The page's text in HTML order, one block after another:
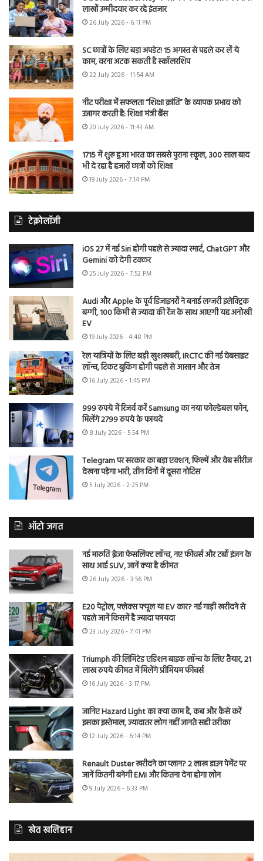
लाखों उम्मीदवार कर रहे इंतजार
26 July 2026 - 6:11 PM
SC छात्रों के लिए बड़ा अपडेट! 15 अगस्त से पहले कर लें ये
काम, वरना अटक सकती है स्कॉलरशिप
22 July 2026 - 11:54 AM
नीट परीक्षा में सफलता “शिक्षा क्रांति” के व्यापक प्रभाव को
उजागर करती है: शिक्षा मंत्री बैंस
20 July 2026 - 11:43 AM
1715 में शुरू हुआ भारत का सबसे पुराना स्कूल, 300 साल बाद
भी दे रहा है हजारों छात्रों को शिक्षा
19 July 2026 - 7:14 PM
टेक्नोलॉजी
iOS 27 में नई Siri होगी पहले से ज्यादा स्मार्ट, ChatGPT और
Gemini को देगी टक्कर
25 July 2026 - 7:52 PM
Audi और Apple के पूर्व डिजाइनरों ने बनाई लग्जरी इलेक्ट्रिक
बग्गी, 100 किमी से ज्यादा की रेंज के साथ आएगी यह अनोखी
EV
19 July 2026 - 4:48 PM
रेल यात्रियों के लिए बड़ी खुशखबरी, IRCTC की नई वेबसाइट
लॉन्च, टिकट बुकिंग होगी पहले से आसान और तेज
16 July 2026 - 1:45 PM
999 रुपये में रिजर्व करें Samsung का नया फोल्डेबल फोन,
मिलेंगे 2799 रुपये के फायदे
8 July 2026 - 5:54 PM
Telegram पर सरकार का बड़ा एक्शन, फिल्में और वेब सीरीज
देखना पड़ेगा भारी, तीन दिनों में दूसरा नोटिस
5 July 2026 - 2:25 PM
ऑटो जगत
नई मारुति ब्रेजा फेसलिफ्ट लॉन्च, नए फीचर्स और टर्बो इंजन के
साथ आई SUV, जानें क्या है कीमत
26 July 2026 - 3:56 PM
E20 पेट्रोल, फ्लेक्स फ्यूल या EV कार? नई गाड़ी खरीदने से
पहले जानें किसमें है ज्यादा फायदा
23 July 2026 - 7:41 PM
Triumph की लिमिटेड एडिशन बाइक लॉन्च के लिए तैयार, 21
लाख रुपये कीमत में मिलेंगे प्रीमियम फीचर्स
16 July 2026 - 3:17 PM
जानिए Hazard Light का क्या काम है, कब और कैसे करें
इसका इस्तेमाल, ज्यादातर लोग नहीं जानते सही तरीका
12 July 2026 - 6:14 PM
Renault Duster खरीदने का प्लान? 2 लाख डाउन पेमेंट पर
जानें कितनी बनेगी EMI और कितना देना होगा लोन
9 July 2026 - 6:33 PM
खेत खलिहान